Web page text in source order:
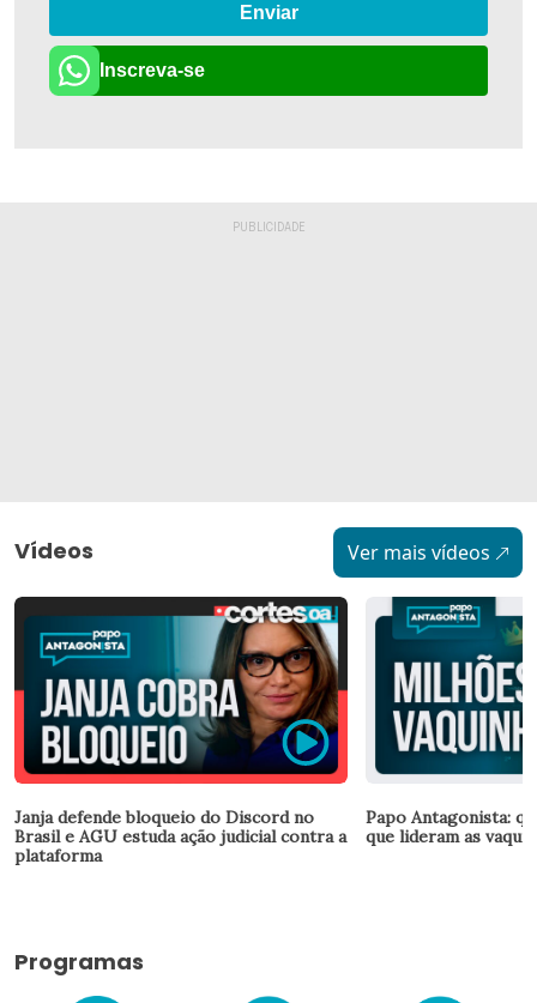
Enviar
Inscreva-se
Vídeos Ver mais vídeos
Janja defende bloqueio do Discord no
Brasil e AGU estuda ação judicial contra a
plataforma
Papo Antagonista:
que lideram as
Programas